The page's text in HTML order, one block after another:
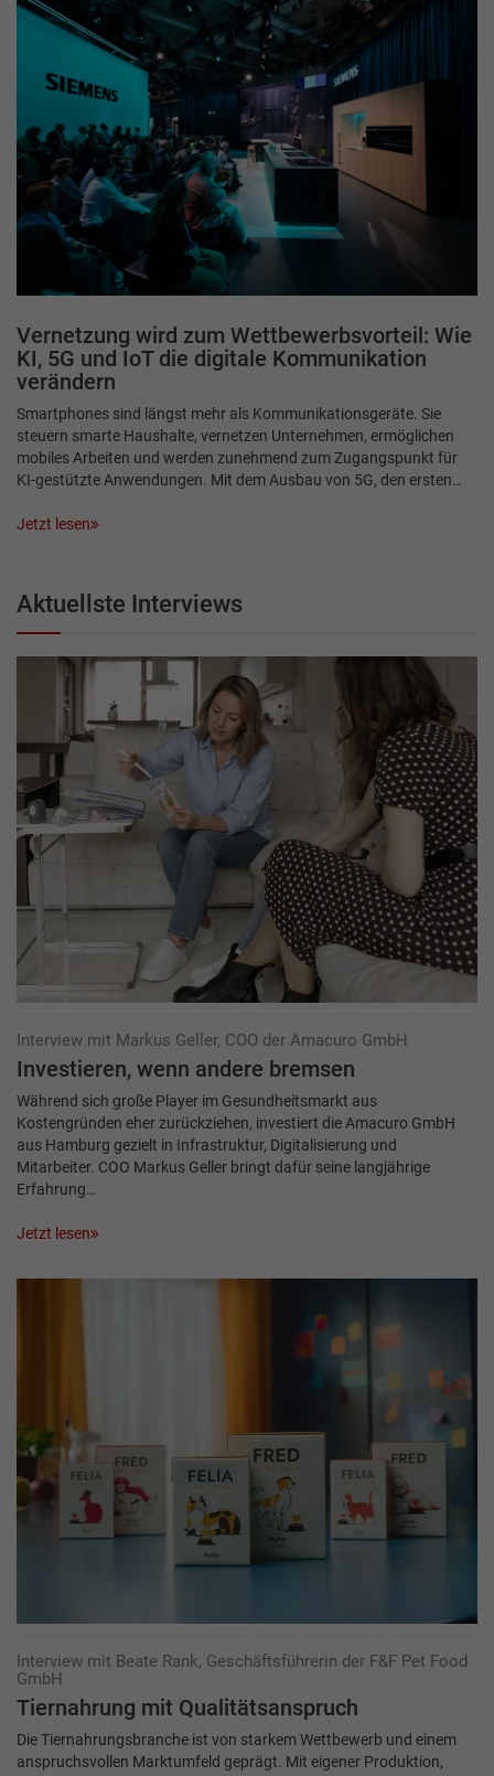
Vernetzung wird zum Wettbewerbsvorteil: Wie
KI, 5G und IoT die digitale Kommunikation
verändern
Smartphones sind längst mehr als Kommunikationsgeräte. Sie
steuern smarte Haushalte, vernetzen Unternehmen, ermöglichen
mobiles Arbeiten und werden zunehmend zum Zugangspunkt für
KI-gestützte Anwendungen. Mit dem Ausbau von 5G, den ersten…
Jetzt lesen
Aktuellste Interviews
Interview mit Markus Geller, COO der Amacuro GmbH
Investieren, wenn andere bremsen
Während sich große Player im Gesundheitsmarkt aus
Kostengründen eher zurückziehen, investiert die Amacuro GmbH
aus Hamburg gezielt in Infrastruktur, Digitalisierung und
Mitarbeiter. COO Markus Geller bringt dafür seine langjährige
Erfahrung…
Jetzt lesen
Interview mit Beate Rank, Geschäftsführerin der F&F Pet Food
GmbH
Tiernahrung mit Qualitätsanspruch
Die Tiernahrungsbranche ist von starkem Wettbewerb und einem
anspruchsvollen Markt­umfeld geprägt. Mit eigener Produktion,